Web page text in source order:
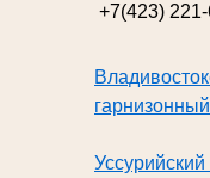
+7(423)
В